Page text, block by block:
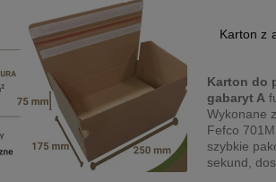
Karton z
Karton do
gabaryt A
Wykonane
Fefco
szybkie
sekund,